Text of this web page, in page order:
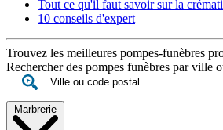
Tout ce qu'il faut savoir sur la
10 conseils d'expert
Trouvez les meilleures pompes-funèbres
Rechercher des pompes funèbres par ville
Marbrerie